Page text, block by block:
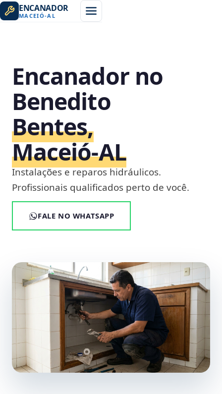
ENCANADOR
MACEIÓ-AL
Encanador no
Benedito
Bentes,
Maceió‑AL
Instalações e reparos hidráulicos.
Profissionais qualificados perto de você.
FALE NO WHATSAPP